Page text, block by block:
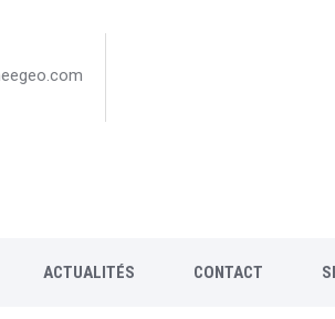
ACTUALITÉS CONTACT